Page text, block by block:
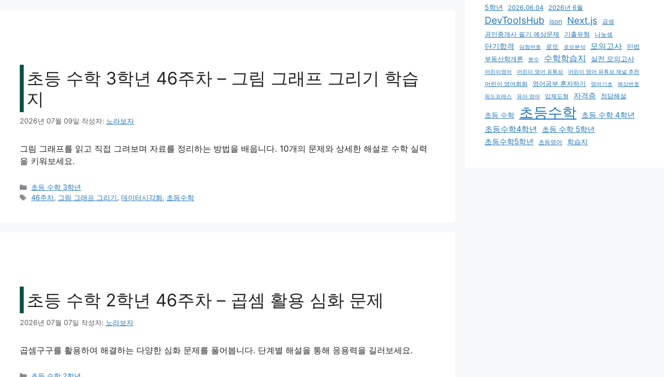
초등 수학 3학년 46주차 – 그림 그래프 그리기 학습
지
2026년 07월 09일 작성자: 노라보자
그림 그래프를 읽고 직접 그려보며 자료를 정리하는 방법을 배웁니다. 10개의 문제와 상세한 해설로 수학 실력
을 키워보세요.
카
테
초등 수학 3학년
태
46주차, 그림 그래프 그리기,데이터시각화, 초등수학
초등 수학 2학년 46주차 – 곱셈 활용 심화 문제
2026년 07월 07일 작성자: 노라보자
곱셈구구를 활용하여 해결하는 다양한 심화 문제를 풀어봅니다. 단계별 해설을 통해 응용력을 길러보세요.
5학년 2026.06.04 2026년 6월
DevToolsHub json Next.js
곱셈
공인중개사 필기 예상문제
기출유형 나눗셈
단기합격 당첨번호 로또 로또분석 모의고사
민법
부동산학개론
분수 수학학습지 실전 모의고사
어린이영어 어린이 영어 유튜브 어린이 영어 유튜브 채널 추천
어린이 영어회화 영어공부 혼자하기 영어기초 예상번호
워드프레스 유아 영어 입체도형 자격증 정답해설
초등 수학 초등수학 초등 수학 4학년
초등수학4학년
초등 수학 5학년
초등수학5학년
초등영어 학습지